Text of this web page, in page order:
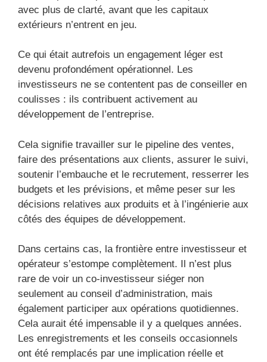
avec plus de clarté, avant que les capitaux
extérieurs n’entrent en jeu.
Ce qui était autrefois un engagement léger est
devenu profondément opérationnel. Les
investisseurs ne se contentent pas de conseiller en
coulisses : ils contribuent activement au
développement de l’entreprise.
Cela signifie travailler sur le pipeline des ventes,
faire des présentations aux clients, assurer le suivi,
soutenir l’embauche et le recrutement, resserrer les
budgets et les prévisions, et même peser sur les
décisions relatives aux produits et à l’ingénierie aux
côtés des équipes de développement.
Dans certains cas, la frontière entre investisseur et
opérateur s’estompe complètement. Il n’est plus
rare de voir un co-investisseur siéger non
seulement au conseil d’administration, mais
également participer aux opérations quotidiennes.
Cela aurait été impensable il y a quelques années.
Les enregistrements et les conseils occasionnels
ont été remplacés par une implication réelle et